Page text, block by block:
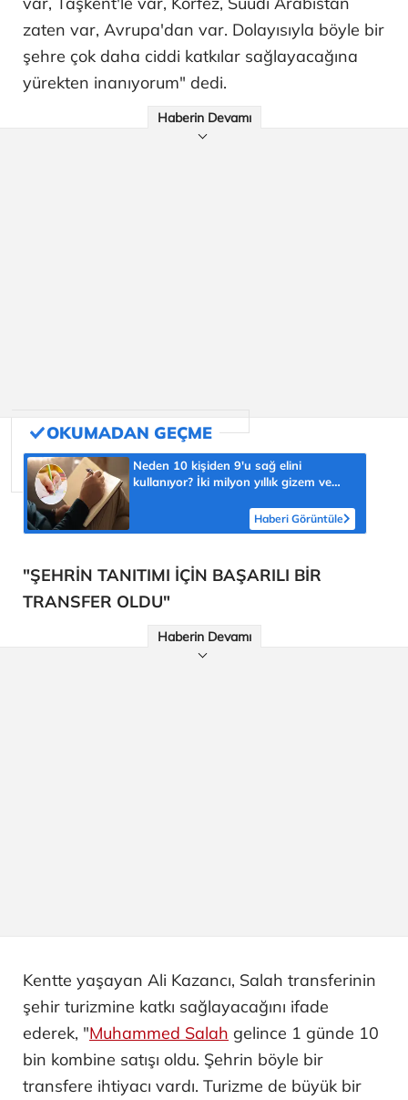
zaten var, Avrupa'dan var. Dolayısıyla böyle bir
şehre çok daha ciddi katkılar sağlayacağına
yürekten inanıyorum" dedi.
Haberin Devamı
Neden 10 kişiden 9'u sağ elini
kullanıyor? İki milyon yıllık gizem ve
Haberi Görüntüle
"ŞEHRİN TANITIMI İÇİN BAŞARILI BİR
TRANSFER OLDU"
Haberin Devamı
Kentte yaşayan Ali Kazancı, Salah transferinin
şehir turizmine katkı sağlayacağını ifade
ederek, "Muhammed Salah gelince 1 günde 10
bin kombine satışı oldu. Şehrin böyle bir
transfere ihtiyacı vardı. Turizme de büyük bir